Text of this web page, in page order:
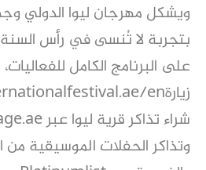
ويشكل مهرجان ليوا الدولي
بتجربة لا تُنسى في رأس السنة
على البرنامج الكامل
وتذاكر الحفلات الموسيقية من